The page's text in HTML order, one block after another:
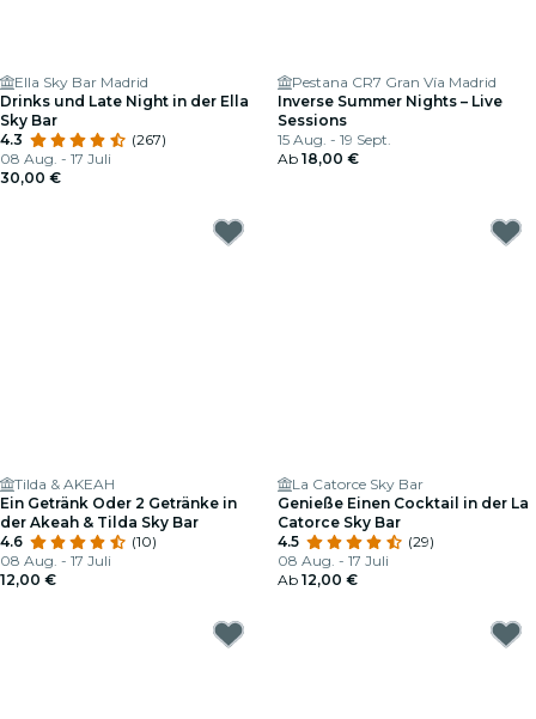
Ella Sky Bar Madrid
Drinks und Late Night in der Ella
Sky Bar
4.3
(267)
08 Aug. - 17 Juli
30,00 €
Pestana CR7 Gran Vía Madrid
Inverse Summer Nights – Live
Sessions
15 Aug. - 19 Sept.
Ab 18,00 €
Tilda & AKEAH
Ein Getränk Oder 2 Getränke in
der Akeah & Tilda Sky Bar
4.6
(10)
08 Aug. - 17 Juli
12,00 €
La Catorce Sky Bar
Genieße Einen Cocktail in der La
Catorce Sky Bar
4.5
(29)
08 Aug. - 17 Juli
Ab 12,00 €